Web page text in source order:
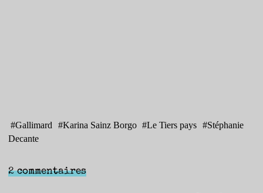
#Gallimard #Karina Sainz Borgo #Le Tiers pays #Stéphanie
Decante
2 commentaires